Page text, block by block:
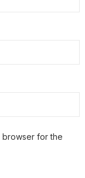
browser for the